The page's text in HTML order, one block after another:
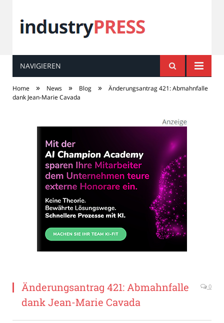
industryPRESS
NAVIGIEREN
Home » News » Blog »
Änderungsantrag 421: Abmahnfalle
dank Jean-Marie Cavada
Änderungsantrag 421: Abmahnfalle
dank Jean-Marie Cavada
0